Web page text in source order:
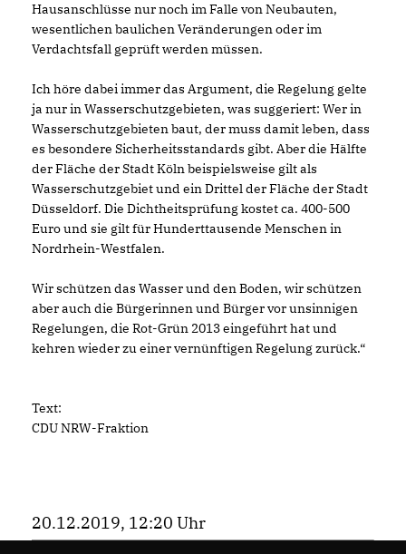
Hausanschlüsse nur noch im Falle von Neubauten,
wesentlichen baulichen Veränderungen oder im
Verdachtsfall geprüft werden müssen.
Ich höre dabei immer das Argument, die Regelung gelte
ja nur in Wasserschutzgebieten, was suggeriert: Wer in
Wasserschutzgebieten baut, der muss damit leben, dass
es besondere Sicherheitsstandards gibt. Aber die Hälfte
der Fläche der Stadt Köln beispielsweise gilt als
Wasserschutzgebiet und ein Drittel der Fläche der Stadt
Düsseldorf. Die Dichtheitsprüfung kostet ca. 400-500
Euro und sie gilt für Hunderttausende Menschen in
Nordrhein-Westfalen.
Wir schützen das Wasser und den Boden, wir schützen
aber auch die Bürgerinnen und Bürger vor unsinnigen
Regelungen, die Rot-Grün 2013 eingeführt hat und
kehren wieder zu einer vernünftigen Regelung zurück.“
Text:
CDU NRW-Fraktion
20.12.2019, 12:20 Uhr